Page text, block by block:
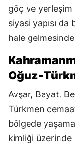
göç ve yerleşim
siyasi yapısı da
hale
Oğuz-
Avşar, Bayat,
Türkmen
bölgede
kimliği üzerinde